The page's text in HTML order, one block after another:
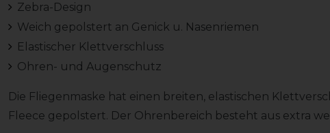
Zebra-Design
Weich gepolstert an Genick u. Nasenriemen
Elastischer Klettverschluss
Ohren- und Augenschutz
Die Fliegenmaske hat einen breiten, elastischen
Fleece gepolstert. Der Ohrenbereich besteht aus extra